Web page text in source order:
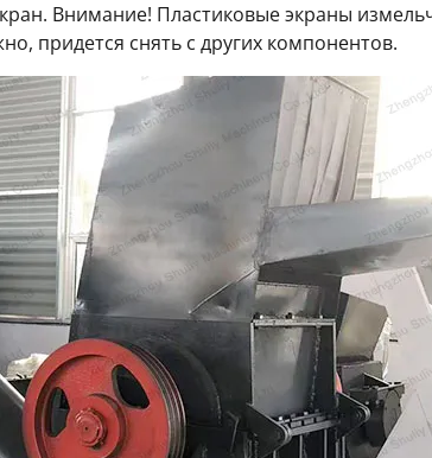
Внимание! Пластиковые экраны
придется снять с других компонентов.